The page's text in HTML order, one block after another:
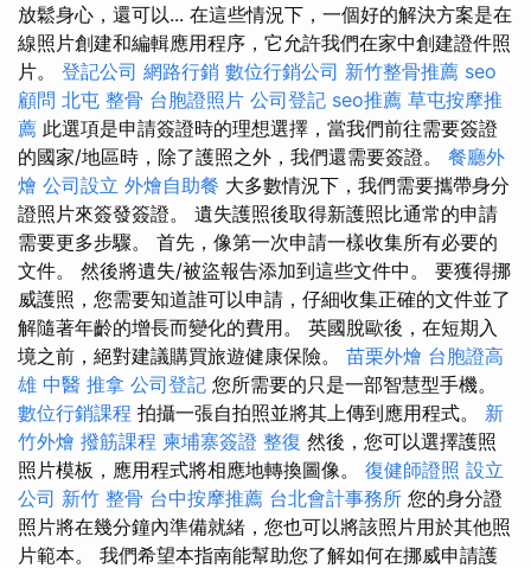
放鬆身心，還可以... 在這些情況下，一個好的解決方案是在
線照片創建和編輯應用程序，它允許我們在家中創建證件照
片。 登記公司 網路行銷 數位行銷公司 新竹整骨推薦 seo
顧問 北屯 整骨 台胞證照片 公司登記 seo推薦 草屯按摩推
薦 此選項是申請簽證時的理想選擇，當我們前往需要簽證
的國家/地區時，除了護照之外，我們還需要簽證。 餐廳外
燴 公司設立 外燴自助餐 大多數情況下，我們需要攜帶身分
證照片來簽發簽證。 遺失護照後取得新護照比通常的申請
需要更多步驟。 首先，像第一次申請一樣收集所有必要的
文件。 然後將遺失/被盜報告添加到這些文件中。 要獲得挪
威護照，您需要知道誰可以申請，仔細收集正確的文件並了
解隨著年齡的增長而變化的費用。 英國脫歐後，在短期入
境之前，絕對建議購買旅遊健康保險。 苗栗外燴 台胞證高
雄 中醫 推拿 公司登記 您所需要的只是一部智慧型手機。
數位行銷課程 拍攝一張自拍照並將其上傳到應用程式。 新
竹外燴 撥筋課程 柬埔寨簽證 整復 然後，您可以選擇護照
照片模板，應用程式將相應地轉換圖像。 復健師證照 設立
公司 新竹 整骨 台中按摩推薦 台北會計事務所 您的身分證
照片將在幾分鐘內準備就緒，您也可以將該照片用於其他照
片範本。 我們希望本指南能幫助您了解如何在挪威申請護